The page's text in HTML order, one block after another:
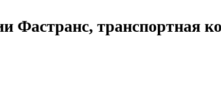
Фастранс, транспортная